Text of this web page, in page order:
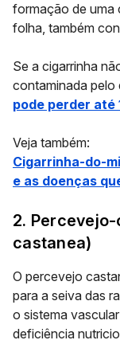
formação de uma
folha, também
Se a cigarrinha
contaminada
pode perder até
Veja também:
Cigarrinha-do-
e as doenças
2.
castanea)
O percevejo
para a seiva das
o sistema
deficiência